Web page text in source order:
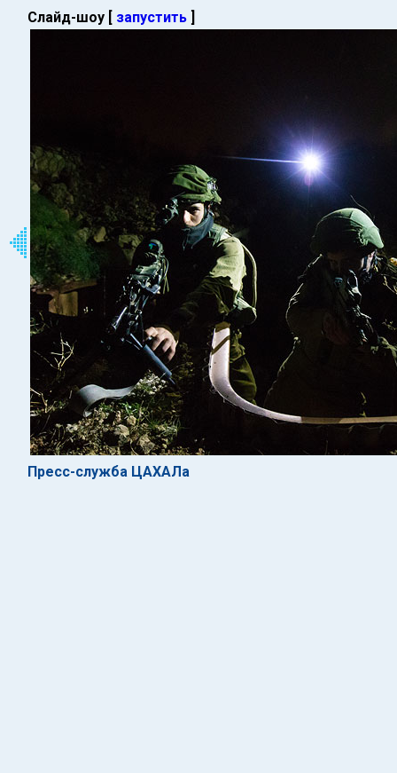
Слайд-шоу [ запустить ]
Пресс-служба ЦАХАЛа